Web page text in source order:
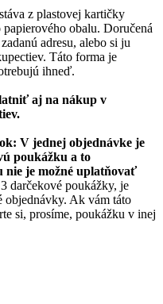
z plastovej kartičky
obalu. Doručená
adresu, alebo si ju
Táto forma je
ihneď.
aj na nákup v
V jednej objednávke je
poukážku a to
nie je možné uplatňovať
darčekové poukážky, je
objednávky. Ak vám táto
si, prosíme, poukážku v inej